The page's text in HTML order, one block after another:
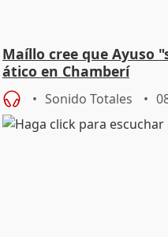
Maíllo cree que Ayuso
ático en Chamberí
Sonido Totales